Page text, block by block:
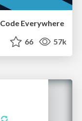
Everywhere
66 57k